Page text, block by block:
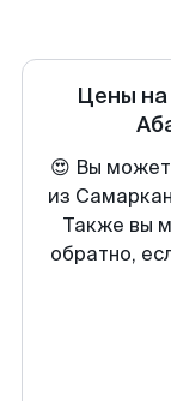
Цены
😍 Вы
из
Также вы
обратно,